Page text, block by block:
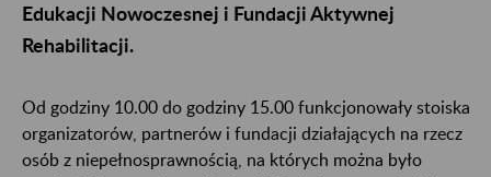
Edukacji Nowoczesnej i Fundacji Aktywnej
Rehabilitacji.
Od godziny 10.00 do godziny 15.00 funkcjonowały stoiska
organizatorów, partnerów i fundacji działających na rzecz
osób z niepełnosprawnością, na których można było